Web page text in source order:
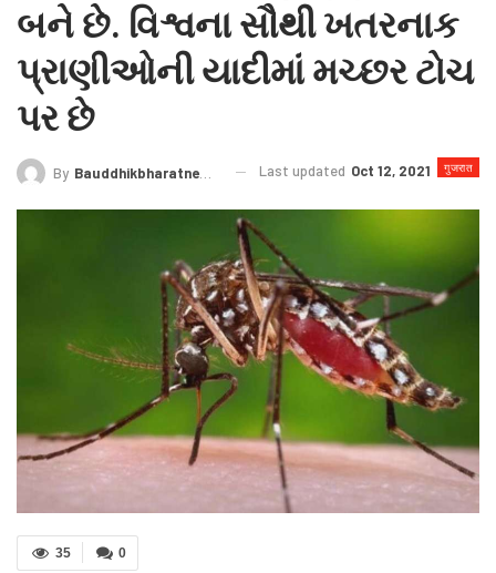
બને છે. વિશ્વના સૌથી ખતરનાક
પ્રાણીઓની યાદીમાં મચ્છર ટોચ
પર છે
गुजरात
By Bauddhikbharatnews@gmail.com Last updated Oct 12, 2021
0
35